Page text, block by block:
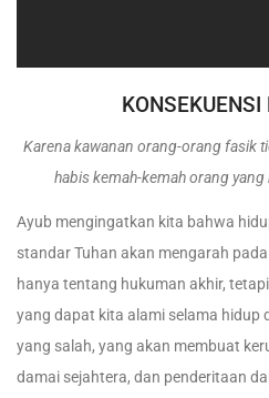
Karena kawanan orang-orang fasik
habis kemah-kemah orang yang
Ayub mengingatkan kita bahwa
standar Tuhan akan mengarah
hanya tentang hukuman akhir,
yang dapat kita alami selama hidup
yang salah, yang akan membuat
damai sejahtera, dan penderitaan